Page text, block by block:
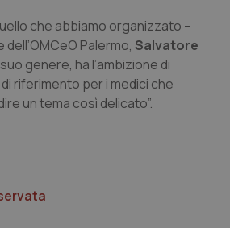
di Trento
Scompenso
che abbiamo organizzato –
Palermo, Salvatore
genere, ha l’ambizione di
riferimento per i medici che
un tema così delicato”.